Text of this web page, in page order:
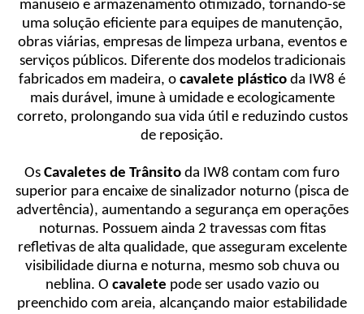
manuseio e armazenamento otimizado, tornando-se
uma solução eficiente para equipes de manutenção,
obras viárias, empresas de limpeza urbana, eventos e
serviços públicos. Diferente dos modelos tradicionais
fabricados em madeira, o cavalete plástico da IW8 é
mais durável, imune à umidade e ecologicamente
correto, prolongando sua vida útil e reduzindo custos
de reposição.
Os Cavaletes de Trânsito da IW8 contam com furo
superior para encaixe de sinalizador noturno (pisca de
advertência), aumentando a segurança em operações
noturnas. Possuem ainda 2 travessas com fitas
refletivas de alta qualidade, que asseguram excelente
visibilidade diurna e noturna, mesmo sob chuva ou
neblina. O cavalete pode ser usado vazio ou
preenchido com areia, alcançando maior estabilidade